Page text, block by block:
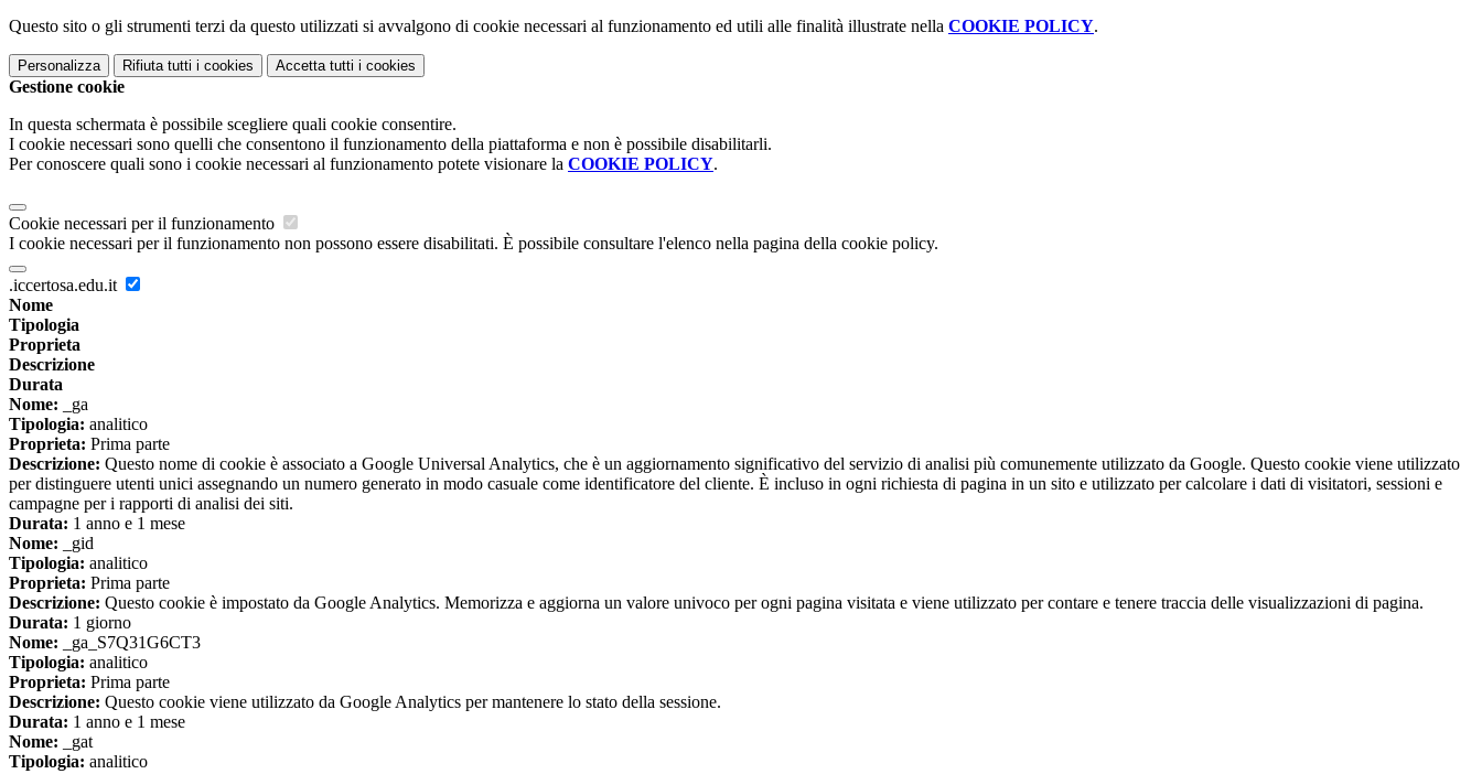
Questo sito o gli strumenti terzi da questo utilizzati si avvalgono di cookie necessari al funzionamento ed utili alle finalità illustrate nella COOKIE POLICY.
Personalizza Rifiuta tutti i cookies Accetta tutti i cookies
Gestione cookie
In questa schermata è possibile scegliere quali cookie consentire.
I cookie necessari sono quelli che consentono il funzionamento della piattaforma e non è possibile disabilitarli.
Per conoscere quali sono i cookie necessari al funzionamento potete visionare la COOKIE POLICY.
Cookie necessari per il funzionamento
I cookie necessari per il funzionamento non possono essere disabilitati. È possibile consultare l'elenco nella pagina della cookie policy.
.iccertosa.edu.it
Nome
Tipologia
Proprieta
Descrizione
Durata
Nome: _ga
Tipologia: analitico
Proprieta: Prima parte
Descrizione: Questo nome di cookie è associato a Google Universal Analytics, che è un aggiornamento significativo del servizio di analisi più comunemente utilizzato da Google. Questo cookie viene utilizzato
per distinguere utenti unici assegnando un numero generato in modo casuale come identificatore del cliente. È incluso in ogni richiesta di pagina in un sito e utilizzato per calcolare i dati di visitatori, sessioni e
campagne per i rapporti di analisi dei siti.
Durata: 1 anno e 1 mese
Nome: _gid
Tipologia: analitico
Proprieta: Prima parte
Descrizione: Questo cookie è impostato da Google Analytics. Memorizza e aggiorna un valore univoco per ogni pagina visitata e viene utilizzato per contare e tenere traccia delle visualizzazioni di pagina.
Durata: 1 giorno
Nome: _ga_S7Q31G6CT3
Tipologia: analitico
Proprieta: Prima parte
Descrizione: Questo cookie viene utilizzato da Google Analytics per mantenere lo stato della sessione.
Durata: 1 anno e 1 mese
Nome: _gat
Tipologia: analitico